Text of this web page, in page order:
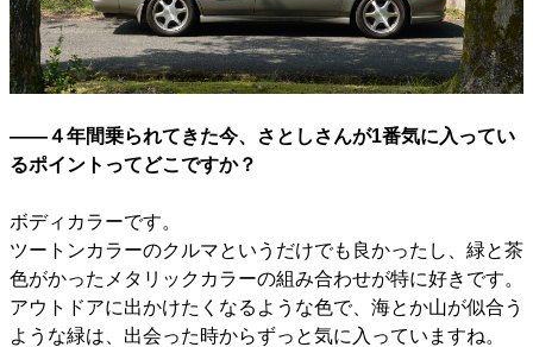
――４年間乗られてきた今、さとしさんが1番気に入ってい
るポイントってどこですか？
ボディカラーです。
ツートンカラーのクルマというだけでも良かったし、緑と茶
色がかったメタリックカラーの組み合わせが特に好きです。
アウトドアに出かけたくなるような色で、海とか山が似合う
ような緑は、出会った時からずっと気に入っていますね。